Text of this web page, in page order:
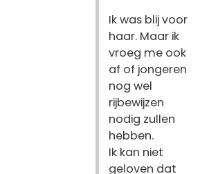
Ik was blij voor
haar. Maar ik
vroeg me ook
af of jongeren
nog wel
rijbewijzen
nodig zullen
hebben.
Ik kan niet
geloven dat